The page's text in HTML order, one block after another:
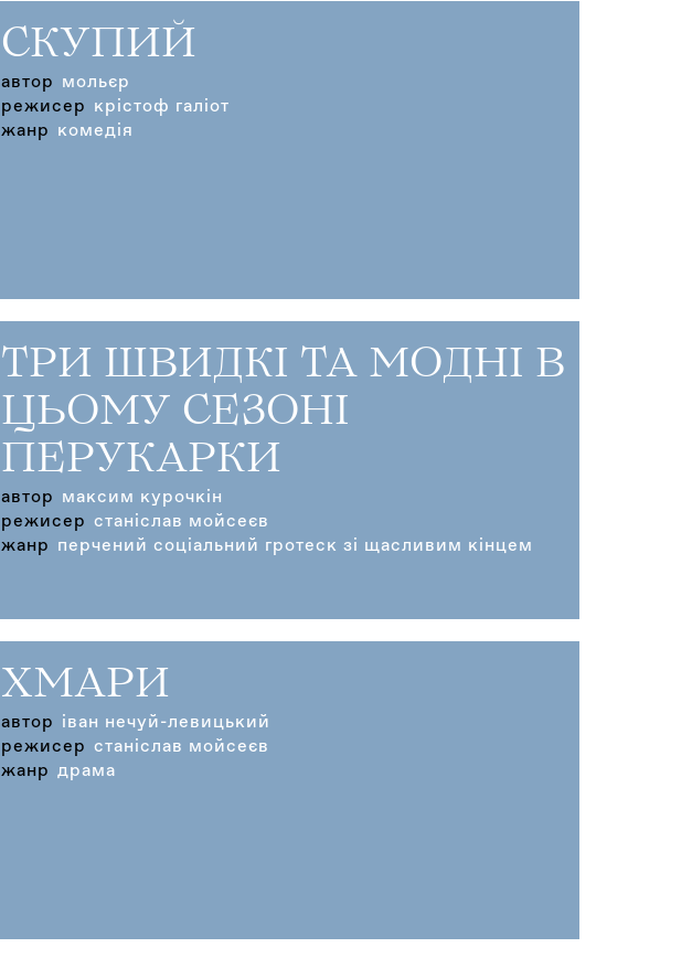
СКУПИЙ
автор
мольєр
режисер
крістоф галіот
жанр
комедія
ТРИ ШВИДКІ ТА МОДНІ В
ЦЬОМУ СЕЗОНІ
ПЕРУКАРКИ
автор
максим курочкін
режисер станіслав мойсеєв
жанр
перчений соціальний гротеск зі щасливим кінцем
ХМАРИ
автор
іван нечуй-левицький
режисер станіслав мойсеєв
жанр драма